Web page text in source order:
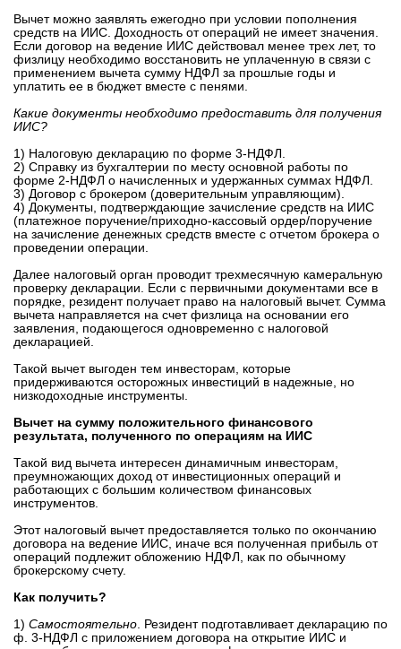
Вычет можно заявлять ежегодно при условии пополнения
средств на ИИС. Доходность от операций не имеет значения.
Если договор на ведение ИИС действовал менее трех лет, то
физлицу необходимо восстановить не уплаченную в связи с
применением вычета сумму НДФЛ за прошлые годы и
уплатить ее в бюджет вместе с пенями.
Какие документы необходимо предоставить для получения
ИИС?
1) Налоговую декларацию по форме 3-НДФЛ.
2) Справку из бухгалтерии по месту основной работы по
форме 2-НДФЛ о начисленных и удержанных суммах НДФЛ.
3) Договор с брокером (доверительным управляющим).
4) Документы, подтверждающие зачисление средств на ИИС
(платежное поручение/приходно-кассовый ордер/поручение
на зачисление денежных средств вместе с отчетом брокера о
проведении операции.
Далее налоговый орган проводит трехмесячную камеральную
проверку декларации. Если с первичными документами все в
порядке, резидент получает право на налоговый вычет. Сумма
вычета направляется на счет физлица на основании его
заявления, подающегося одновременно с налоговой
декларацией.
Такой вычет выгоден тем инвесторам, которые
придерживаются осторожных инвестиций в надежные, но
низкодоходные инструменты.
Вычет на сумму положительного финансового
результата, полученного по операциям на ИИС
Такой вид вычета интересен динамичным инвесторам,
преумножающих доход от инвестиционных операций и
работающих с большим количеством финансовых
инструментов.
Этот налоговый вычет предоставляется только по окончанию
договора на ведение ИИС, иначе вся полученная прибыль от
операций подлежит обложению НДФЛ, как по обычному
брокерскому счету.
Как получить?
1) Самостоятельно . Резидент подготавливает декларацию по
ф. 3-НДФЛ с приложением договора на открытие ИИС и